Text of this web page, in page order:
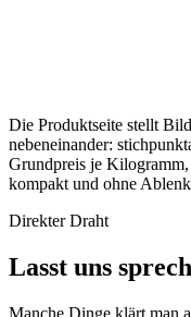
Die Produktseite stellt
nebeneinander:
Grundpreis je
kompakt und ohne
Direkter Draht
Lasst uns
Manche Dinge klärt man